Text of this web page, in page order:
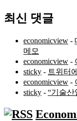
최신 댓글
economicview -
메모
economicview -
sticky - 트위터
economicview -
sticky - “기술산